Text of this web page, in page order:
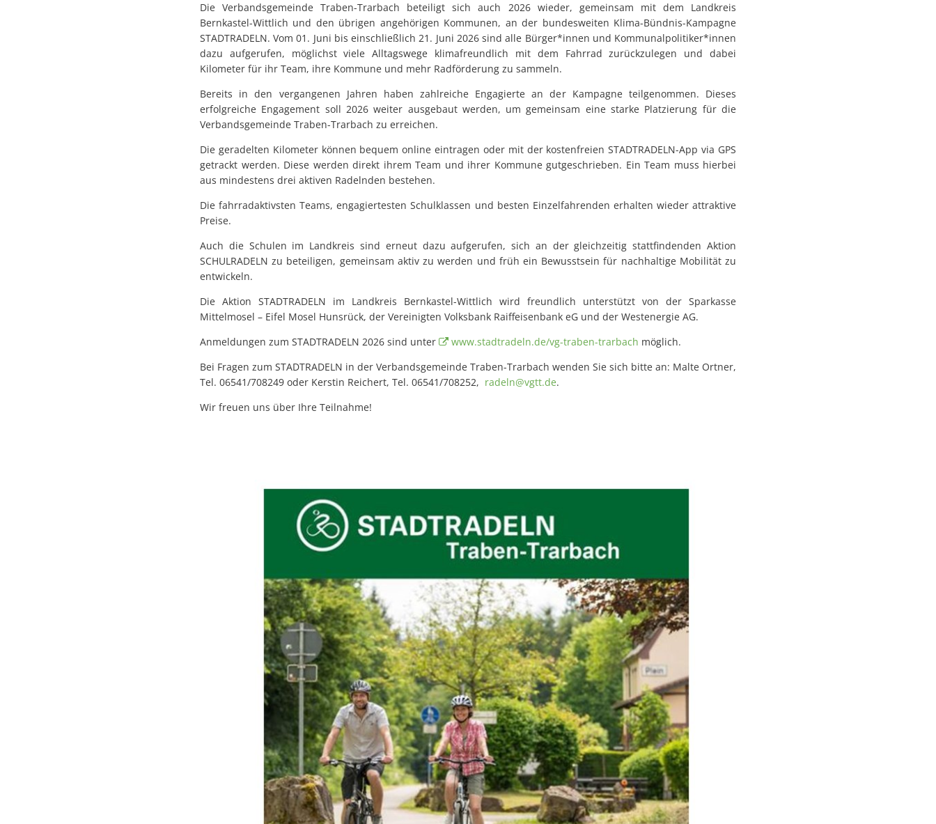
Die Verbandsgemeinde Traben-Trarbach beteiligt sich auch 2026 wieder, gemeinsam mit dem Landkreis
Bernkastel-Wittlich und den übrigen angehörigen Kommunen, an der bundesweiten Klima-Bündnis-Kampagne
STADTRADELN. Vom 01. Juni bis einschließlich 21. Juni 2026 sind alle Bürger*innen und Kommunalpolitiker*innen
dazu aufgerufen, möglichst viele Alltagswege klimafreundlich mit dem Fahrrad zurückzulegen und dabei
Kilometer für ihr Team, ihre Kommune und mehr Radförderung zu sammeln.
Bereits in den vergangenen Jahren haben zahlreiche Engagierte an der Kampagne teilgenommen. Dieses
erfolgreiche Engagement soll 2026 weiter ausgebaut werden, um gemeinsam eine starke Platzierung für die
Verbandsgemeinde Traben-Trarbach zu erreichen.
Die geradelten Kilometer können bequem online eintragen oder mit der kostenfreien STADTRADELN-App via GPS
getrackt werden. Diese werden direkt ihrem Team und ihrer Kommune gutgeschrieben. Ein Team muss hierbei
aus mindestens drei aktiven Radelnden bestehen.
Die fahrradaktivsten Teams, engagiertesten Schulklassen und besten Einzelfahrenden erhalten wieder attraktive
Preise.
Auch die Schulen im Landkreis sind erneut dazu aufgerufen, sich an der gleichzeitig stattfindenden Aktion
SCHULRADELN zu beteiligen, gemeinsam aktiv zu werden und früh ein Bewusstsein für nachhaltige Mobilität zu
entwickeln.
Die Aktion STADTRADELN im Landkreis Bernkastel-Wittlich wird freundlich unterstützt von der Sparkasse
Mittelmosel – Eifel Mosel Hunsrück, der Vereinigten Volksbank Raiffeisenbank eG und der Westenergie AG.
Anmeldungen zum STADTRADELN 2026 sind unter
www.stadtradeln.de/vg-traben-trarbach möglich.
Bei Fragen zum STADTRADELN in der Verbandsgemeinde Traben-Trarbach wenden Sie sich bitte an: Malte Ortner,
Tel. 06541/708249 oder Kerstin Reichert, Tel. 06541/708252, radeln@vgtt.de.
Wir freuen uns über Ihre Teilnahme!